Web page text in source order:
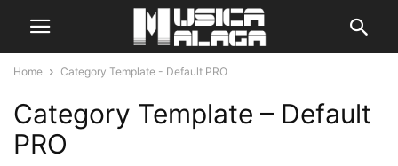
Home Category Template - Default PRO
Category Template – Default
PRO